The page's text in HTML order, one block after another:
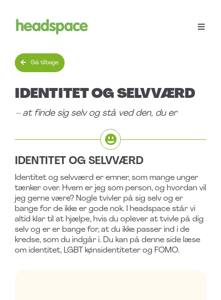
indhold
Toggle
Menu
Bliv frivillig
Søg
efter:
Gå tilbage
IDENTITET OG SELVVÆRD
– at finde sig selv og stå ved den, du er
IDENTITET OG SELVVÆRD
Identitet og selvværd er emner, som mange unger
tænker over. Hvem er jeg som person, og hvordan vil
jeg gerne være? Nogle tvivler på sig selv og er
bange for de ikke er gode nok. I headspace står vi
altid klar til at hjælpe, hvis du oplever at tvivle på dig
selv og er er bange for, at du ikke passer ind i de
kredse, som du indgår i. Du kan på denne side læse
om identitet, LGBT kønsidentiteter og FOMO.